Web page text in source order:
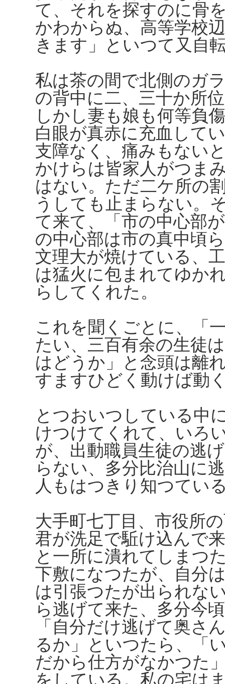
て、それを探すのに骨
かわからぬ、高等学校
きます」といつて又自
私は茶の間で北側のガ
の背中に二、三十か所
しかし妻も娘も何等負
白眼が真赤に充血して
支障なく、痛みもない
かけらは皆家人がつま
はない。ただ二ケ所の
うしても止まらない。
て来て、「市の中心部
の中心部は市の真中頃
文理大が焼けている、
は猛火に包まれてゆか
らしてくれた。
これを聞くごとに、「
たい、三百有余の生徒
はどうか」と念頭は離
すますひどく動けば動
とつおいつしている中
けつけてくれて、いろ
が、出動職員生徒の逃
らない、多分比治山に
人もはつきり知つてい
大手町七丁目、市役所
君が洗足で駈け込んで
と一所に潰れてしまつ
下敷になつたが、自分
は引張つたが出られな
ら逃げて来た、多分今
「自分だけ逃げて奥さ
るか」といつたら、「
だから仕方がなかつた
をしている。私の宅は